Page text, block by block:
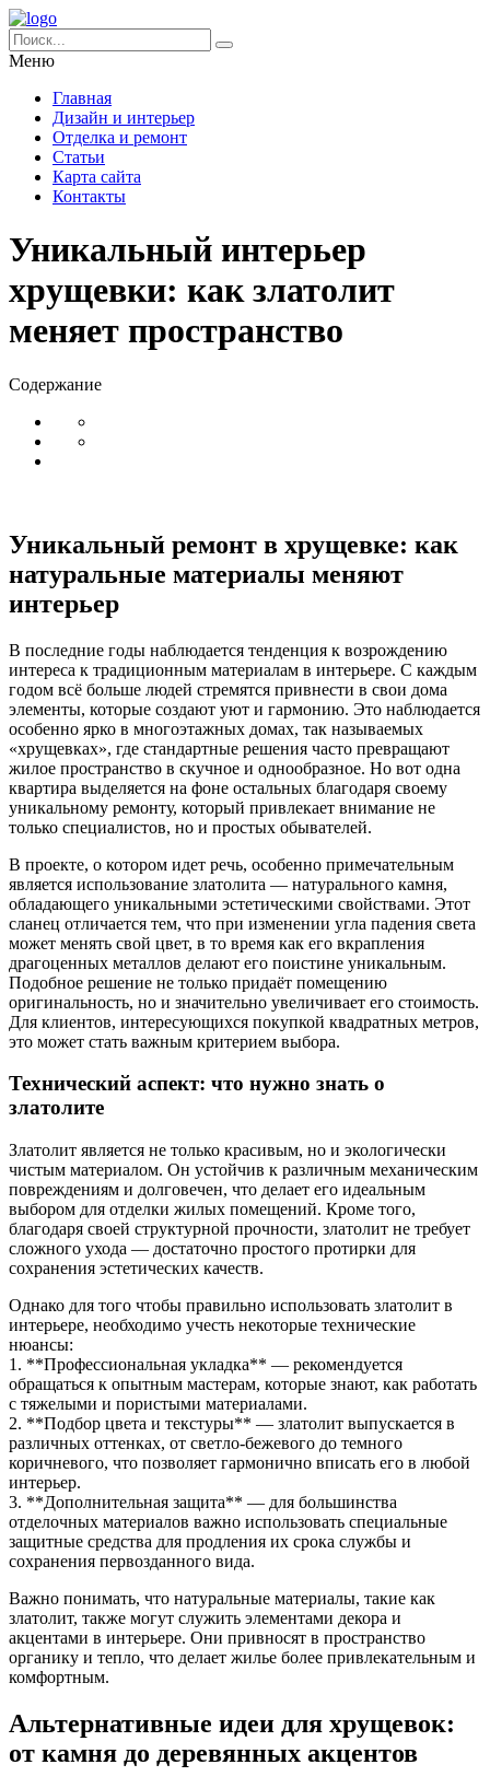
Меню
Главная
Дизайн и интерьер
Отделка и ремонт
Статьи
Карта сайта
Контакты
Уникальный интерьер
хрущевки: как златолит
меняет пространство
Содержание
Уникальный ремонт в хрущевке: как
натуральные материалы меняют
интерьер
В последние годы наблюдается тенденция к возрождению
интереса к традиционным материалам в интерьере. С каждым
годом всё больше людей стремятся привнести в свои дома
элементы, которые создают уют и гармонию. Это наблюдается
особенно ярко в многоэтажных домах, так называемых
«хрущевках», где стандартные решения часто превращают
жилое пространство в скучное и однообразное. Но вот одна
квартира выделяется на фоне остальных благодаря своему
уникальному ремонту, который привлекает внимание не
только специалистов, но и простых обывателей.
В проекте, о котором идет речь, особенно примечательным
является использование златолита — натурального камня,
обладающего уникальными эстетическими свойствами. Этот
сланец отличается тем, что при изменении угла падения света
может менять свой цвет, в то время как его вкрапления
драгоценных металлов делают его поистине уникальным.
Подобное решение не только придаёт помещению
оригинальность, но и значительно увеличивает его стоимость.
Для клиентов, интересующихся покупкой квадратных метров,
это может стать важным критерием выбора.
Технический аспект: что нужно знать о
златолите
Златолит является не только красивым, но и экологически
чистым материалом. Он устойчив к различным механическим
повреждениям и долговечен, что делает его идеальным
выбором для отделки жилых помещений. Кроме того,
благодаря своей структурной прочности, златолит не требует
сложного ухода — достаточно простого протирки для
сохранения эстетических качеств.
Однако для того чтобы правильно использовать златолит в
интерьере, необходимо учесть некоторые технические
нюансы:
1. **Профессиональная укладка** — рекомендуется
обращаться к опытным мастерам, которые знают, как работать
с тяжелыми и пористыми материалами.
2. **Подбор цвета и текстуры** — златолит выпускается в
различных оттенках, от светло-бежевого до темного
коричневого, что позволяет гармонично вписать его в любой
интерьер.
3. **Дополнительная защита** — для большинства
отделочных материалов важно использовать специальные
защитные средства для продления их срока службы и
сохранения первозданного вида.
Важно понимать, что натуральные материалы, такие как
златолит, также могут служить элементами декора и
акцентами в интерьере. Они привносят в пространство
органику и тепло, что делает жилье более привлекательным и
комфортным.
Альтернативные идеи для хрущевок:
от камня до деревянных акцентов